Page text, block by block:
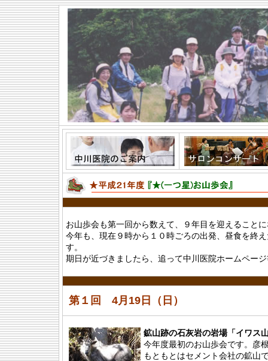
お山歩会も第一回から数えて、９年目を迎えること
今年も、現在９時から１０時ごろの出発、昼食を終
す。
期日が近づきましたら、追って中川医院ホームペー
第１回 4月19日（日）
鉱山跡の石灰岩の岩場「イワス
今年度最初のお山歩会です。彦
もともとはセメント会社の鉱山